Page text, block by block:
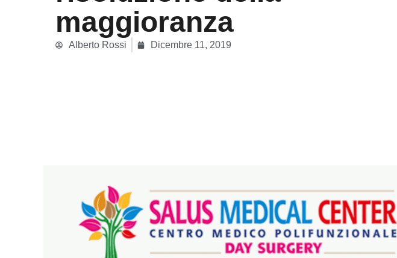
maggioranza
Alberto Rossi Dicembre 11, 2019